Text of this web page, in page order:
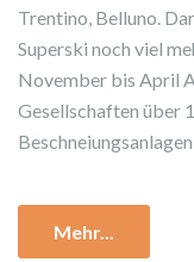
Trentino, Belluno.
Superski noch viel
November bis April
Gesellschaften über
Mehr...